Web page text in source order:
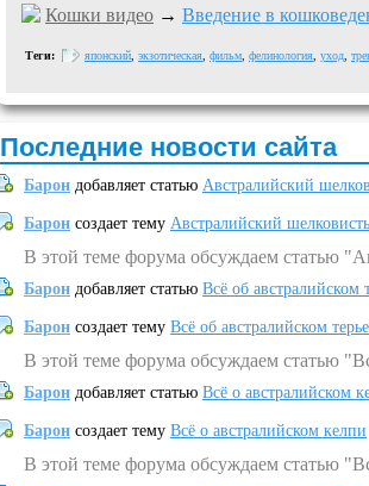
Кошки видео → Введение в
Теги: японский экзотическая фильм фелинология уход
Последние новости сайта
Барон добавляет статью Австралийский
Барон создает тему Австралийский
В этой теме форума обсуждаем статью
Барон добавляет статью Всё об австралийском
Барон создает тему Всё об австралийском
В этой теме форума обсуждаем статью
Барон добавляет статью Всё о австралийском
Барон создает тему Всё о австралийском келпи
В этой теме форума обсуждаем статью